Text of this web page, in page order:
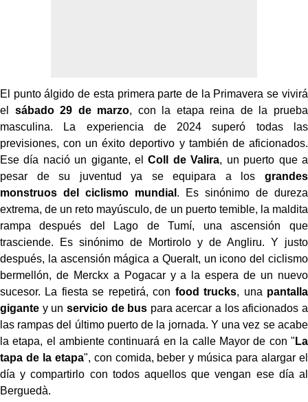
El punto álgido de esta primera parte de la Primavera se vivirá
el sábado 29 de marzo, con la etapa reina de la prueba
masculina. La experiencia de 2024 superó todas las
previsiones, con un éxito deportivo y también de aficionados.
Ese día nació un gigante, elColl de Valira, un puerto que a
pesar de su juventud ya se equipara a los grandes
monstruos del ciclismo mundial . Es sinónimo de dureza
extrema, de un reto mayúsculo, de un puerto temible, la maldita
rampa después del Lago de Tumí, una ascensión que
trasciende. Es sinónimo de Mortirolo y de Angliru. Y justo
después, la ascensión mágica a Queralt, un icono del ciclismo
bermellón, de Merckx a Pogacar y a la espera de un nuevo
sucesor. La fiesta se repetirá, con food trucks, una pantalla
gigante y un servicio de bus para acercar a los aficionados a
las rampas del último puerto de la jornada. Y una vez se acabe
la etapa, el ambiente continuará en la calle Mayor de con " La
tapa de la etapa", con comida, beber y música para alargar el
día y compartirlo con todos aquellos que vengan ese día al
Berguedà.